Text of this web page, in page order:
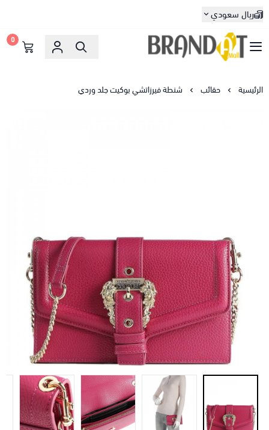
ريال سعودي
براندات مول
0
الرئيسية حقائب شنطة فيرزاتشي بوكيت جلد وردي